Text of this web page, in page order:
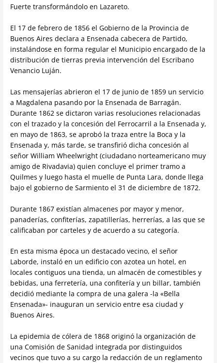
Fuerte transformándolo en Lazareto.
El 17 de febrero de 1856 el Gobierno de la Provincia de
Buenos Aires declara a Ensenada cabecera de Partido,
instalándose en forma regular el Municipio encargado de la
distribución de tierras previa intervención del Escribano
Venancio Luján.
Las mensajerías abrieron el 17 de junio de 1859 un servicio
a Magdalena pasando por la Ensenada de Barragán.
Durante 1862 se dictaron varias resoluciones relacionadas
con el trazado y la concesión del Ferrocarril a la Ensenada y,
en mayo de 1863, se aprobó la traza entre la Boca y la
Ensenada y, más tarde, se transfirió dicha concesión al
señor William Wheelwright (ciudadano norteamericano muy
amigo de Rivadavia) quien concluye el primer tramo a
Quilmes y luego hasta el muelle de Punta Lara, donde llega
bajo el gobierno de Sarmiento el 31 de diciembre de 1872.
Durante 1867 existían almacenes por mayor y menor,
panaderías, confiterías, zapatillerías, herrerías, a las que se
calificaban por carteles y de acuerdo a su categoría.
En esta misma época un destacado vecino, el señor
Laborde, instaló en un edificio con azotea un hotel, en
locales contiguos una tienda, un almacén de comestibles y
bebidas, una ferretería, una confitería y un billar, también
decidió mediante la compra de una galera -la «Bella
Ensenada»- inauguran un servicio entre esa ciudad y
Buenos Aires.
La epidemia de cólera de 1868 originó la organización de
una Comisión de Sanidad integrada por distinguidos
vecinos que tuvo a su cargo la redacción de un reglamento